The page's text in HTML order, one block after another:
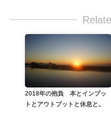
2018年の抱負 本とインプッ
トとアウトプットと休息と。